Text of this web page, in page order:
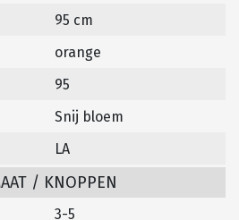
95 cm
orange
95
Snij bloem
LA
/ KNOPPEN
3-5